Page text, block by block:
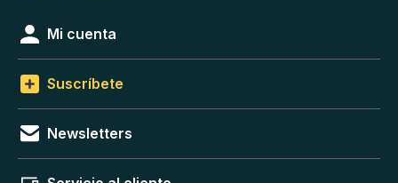
Mi cuenta
Suscríbete
Newsletters